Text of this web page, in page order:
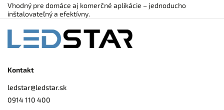
Vhodný pre domáce aj komerčné aplikácie – jednoducho
inštalovateľný a efektívny.
Kontakt
ledstar@ledstar.sk
0914 110 400